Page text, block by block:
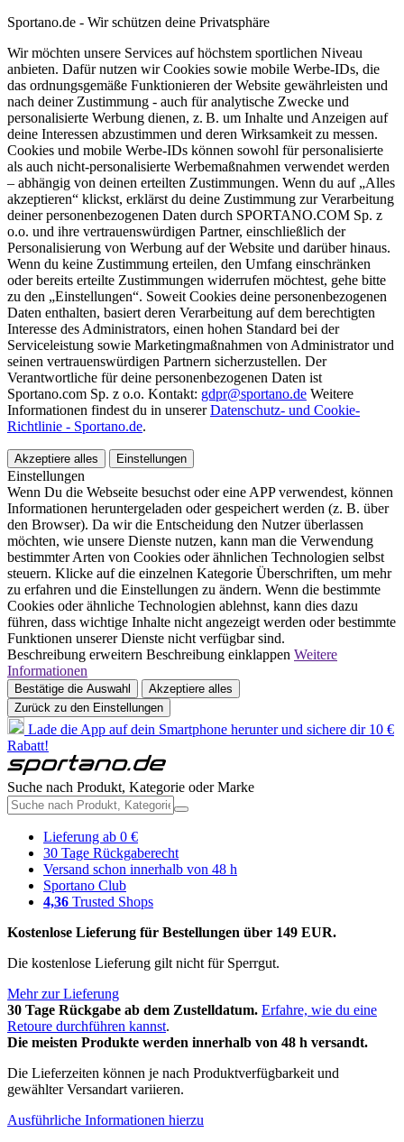
Sportano.de - Wir schützen deine Privatsphäre
Wir möchten unsere Services auf höchstem sportlichen Niveau
anbieten. Dafür nutzen wir Cookies sowie mobile Werbe-IDs, die
das ordnungsgemäße Funktionieren der Website gewährleisten und
nach deiner Zustimmung - auch für analytische Zwecke und
personalisierte Werbung dienen, z. B. um Inhalte und Anzeigen auf
deine Interessen abzustimmen und deren Wirksamkeit zu messen.
Cookies und mobile Werbe-IDs können sowohl für personalisierte
als auch nicht-personalisierte Werbemaßnahmen verwendet werden
– abhängig von deinen erteilten Zustimmungen. Wenn du auf „Alles
akzeptieren“ klickst, erklärst du deine Zustimmung zur Verarbeitung
deiner personenbezogenen Daten durch SPORTANO.COM Sp. z
o.o. und ihre vertrauenswürdigen Partner, einschließlich der
Personalisierung von Werbung auf der Website und darüber hinaus.
Wenn du keine Zustimmung erteilen, den Umfang einschränken
oder bereits erteilte Zustimmungen widerrufen möchtest, gehe bitte
zu den „Einstellungen“. Soweit Cookies deine personenbezogenen
Daten enthalten, basiert deren Verarbeitung auf dem berechtigten
Interesse des Administrators, einen hohen Standard bei der
Serviceleistung sowie Marketingmaßnahmen von Administrator und
seinen vertrauenswürdigen Partnern sicherzustellen. Der
Verantwortliche für deine personenbezogenen Daten ist
Sportano.com Sp. z o.o. Kontakt: gdpr@sportano.de Weitere
Informationen findest du in unsererDatenschutz- und Cookie-
Richtlinie - Sportano.de.
Akzeptiere alles Einstellungen
Einstellungen
Wenn Du die Webseite besuchst oder eine APP verwendest, können
Informationen heruntergeladen oder gespeichert werden (z. B. über
den Browser). Da wir die Entscheidung den Nutzer überlassen
möchten, wie unsere Dienste nutzen, kann man die Verwendung
bestimmter Arten von Cookies oder ähnlichen Technologien selbst
steuern. Klicke auf die einzelnen Kategorie Überschriften, um mehr
zu erfahren und die Einstellungen zu ändern. Wenn die bestimmte
Cookies oder ähnliche Technologien ablehnst, kann dies dazu
führen, dass wichtige Inhalte nicht angezeigt werden oder bestimmte
Funktionen unserer Dienste nicht verfügbar sind.
Beschreibung erweitern Beschreibung einklappen Weitere
Informationen
Bestätige die Auswahl
Akzeptiere alles
Zurück zu den Einstellungen
Lade die App auf dein Smartphone herunter und sichere dir 10 €
Rabatt!
Suche nach Produkt, Kategorie oder Marke
Lieferung ab 0 €
30 Tage Rückgaberecht
Versand schon innerhalb von 48 h
Sportano Club
4,36 Trusted Shops
Kostenlose Lieferung für Bestellungen über 149 EUR.
Die kostenlose Lieferung gilt nicht für Sperrgut.
Mehr zur Lieferung
30 Tage Rückgabe ab dem Zustelldatum. Erfahre, wie du eine
Retoure durchführen kannst.
Die meisten Produkte werden innerhalb von 48 h versandt.
Die Lieferzeiten können je nach Produktverfügbarkeit und
gewählter Versandart variieren.
Ausführliche Informationen hierzu